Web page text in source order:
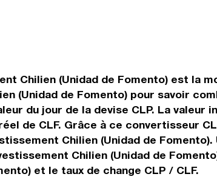
Chilien (Unidad de Fomento) est la
(Unidad de Fomento) pour savoir
du jour de la devise CLP. La valeur
de CLF. Grâce à ce convertisseur
Chilien (Unidad de
Chilien (Unidad de
et le taux de change CLP / CLF.